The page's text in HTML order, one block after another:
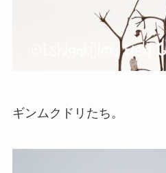
ギンムクドリたち。